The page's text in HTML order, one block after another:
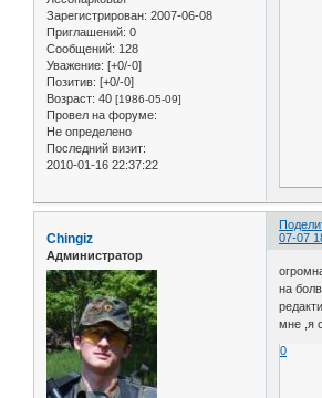
Зарегистрирован: 2007-06-08
Приглашений: 0
Сообщений: 128
Уважение: [+0/-0]
Позитив: [+0/-0]
Возраст: 40 [1986-05-09]
Провел на форуме:
Не определено
Последний визит:
2010-01-16 22:37:22
07-07
Chingiz
Администратор
на
мне ,я
0